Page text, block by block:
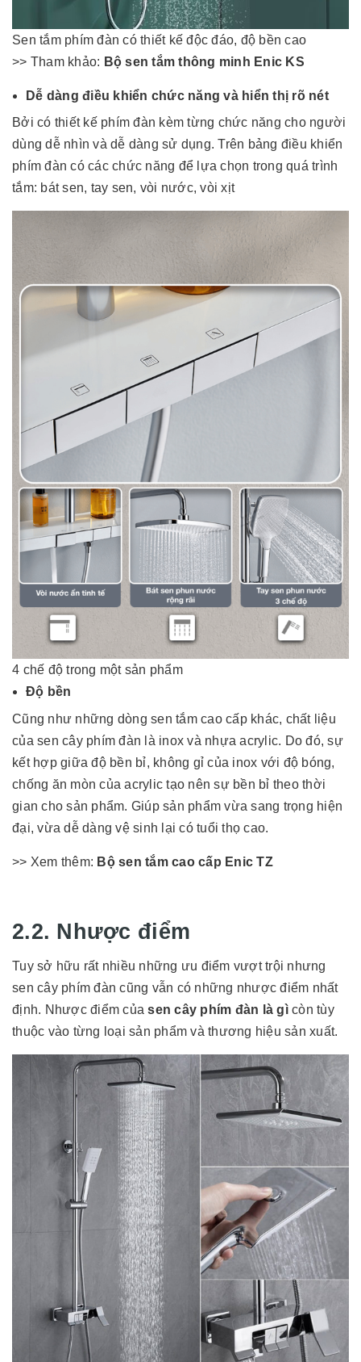
Sen tắm phím đàn có thiết kế độc đáo, độ bền cao
>> Tham khảo: Bộ sen tắm thông minh Enic KS
Dễ dàng điều khiển chức năng và hiển thị rõ nét
Bởi có thiết kế phím đàn kèm từng chức năng cho người
dùng dễ nhìn và dễ dàng sử dụng. Trên bảng điều khiển
phím đàn có các chức năng để lựa chọn trong quá trình
tắm: bát sen, tay sen, vòi nước, vòi xịt
4 chế độ trong một sản phẩm
Độ bền
Cũng như những dòng sen tắm cao cấp khác, chất liệu
của sen cây phím đàn là inox và nhựa acrylic. Do đó, sự
kết hợp giữa độ bền bỉ, không gỉ của inox với độ bóng,
chống ăn mòn của acrylic tạo nên sự bền bỉ theo thời
gian cho sản phẩm. Giúp sản phẩm vừa sang trọng hiện
đại, vừa dễ dàng vệ sinh lại có tuổi thọ cao.
>> Xem thêm: Bộ sen tắm cao cấp Enic TZ
2.2. Nhược điểm
Tuy sở hữu rất nhiều những ưu điểm vượt trội nhưng
sen cây phím đàn cũng vẫn có những nhược điểm nhất
định. Nhược điểm củasen cây phím đàn là gìcòn tùy
thuộc vào từng loại sản phẩm và thương hiệu sản xuất.